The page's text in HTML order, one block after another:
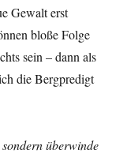
Gewalt erst
bloße Folge
sein – dann als
die Bergpredigt
überwinde